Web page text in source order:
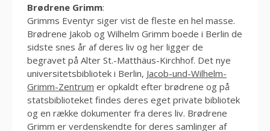
Brødrene Grimm:
Grimms Eventyr siger vist de fleste en hel masse.
Brødrene Jakob og Wilhelm Grimm boede i Berlin de
sidste snes år af deres liv og her ligger de
begravet på Alter St.-Matthäus-Kirchhof. Det nye
universitetsbibliotek i Berlin, Jacob-und-Wilhelm-
Grimm-Zentrum er opkaldt efter brødrene og på
statsbiblioteket findes deres eget private bibliotek
og en række dokumenter fra deres liv. Brødrene
Grimm er verdenskendte for deres samlinger af